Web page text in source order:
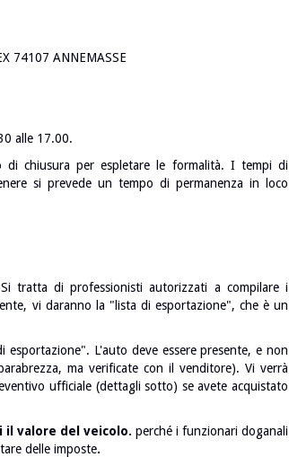
74107 ANNEMASSE
alle 17.00.
chiusura per espletare le formalità. I tempi di
si prevede un tempo di permanenza in loco
tratta di professionisti autorizzati a compilare i
vi daranno la "lista di esportazione", che è un
L'auto deve essere presente, e non
ma verificate con il venditore). Vi verrà
ufficiale (dettagli sotto) se avete acquistato
valore del veicolo. perché i funzionari doganali
delle imposte.